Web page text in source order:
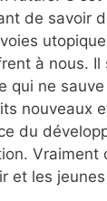
de savoir
à nous.
qui ne
nouveaux
du
Vraiment
et les